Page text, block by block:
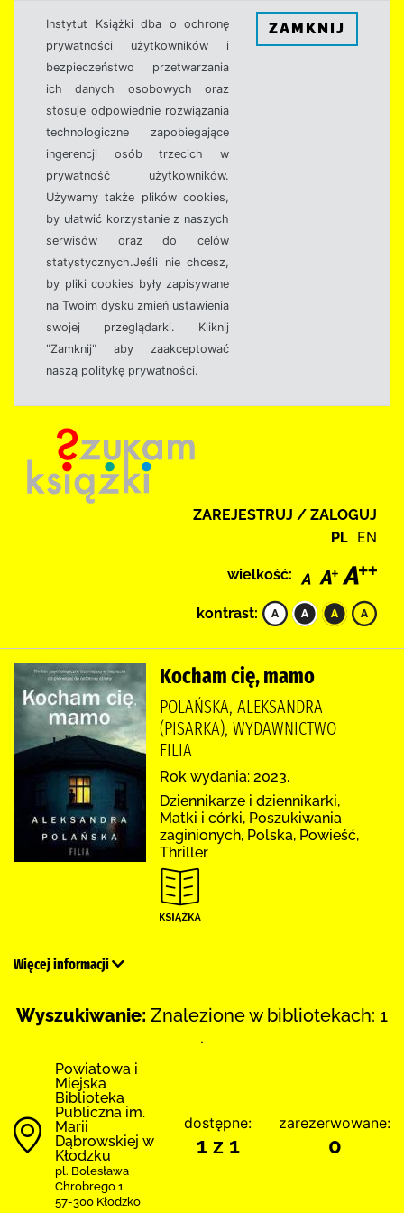
Instytut Książki dba o ochronę
prywatności użytkowników i
bezpieczeństwo przetwarzania
ich danych osobowych oraz
stosuje odpowiednie rozwiązania
technologiczne zapobiegające
ingerencji osób trzecich w
prywatność użytkowników.
Używamy także plików cookies,
by ułatwić korzystanie z naszych
serwisów oraz do celów
statystycznych.Jeśli nie chcesz,
by pliki cookies były zapisywane
na Twoim dysku zmień ustawienia
swojej przeglądarki. Kliknij
"Zamknij" aby zaakceptować
naszą politykę prywatności.
ZAMKNIJ
ZAREJESTRUJ / ZALOGUJ
PL EN
wielkość:
kontrast:
Kocham cię, mamo
POLAŃSKA, ALEKSANDRA
(PISARKA), WYDAWNICTWO
FILIA
Rok wydania: 2023.
Dziennikarze i dziennikarki,
Matki i córki, Poszukiwania
zaginionych, Polska, Powieść,
Thriller
Więcej informacji
Wyszukiwanie: Znalezione w bibliotekach: 1
.
Powiatowa i
Miejska
Biblioteka
Publiczna im.
Marii
Dąbrowskiej w
Kłodzku
pl. Bolesława
Chrobrego 1
57-300 Kłodzko
dostępne:
1 z 1
zarezerwowane:
0